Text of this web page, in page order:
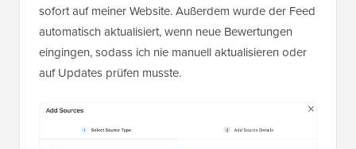
sofort auf meiner Website. Außerdem wurde der Feed
automatisch aktualisiert, wenn neue Bewertungen
eingingen, sodass ich nie manuell aktualisieren oder
auf Updates prüfen musste.